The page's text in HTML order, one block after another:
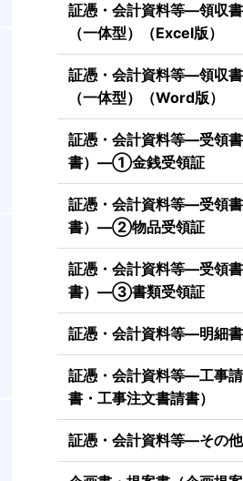
証憑・会計資料等―領収
（一体型）（Excel版）
証憑・会計資料等―領収
（一体型）（Word版）
証憑・会計資料等―受領
書）―①金銭受領証
証憑・会計資料等―受領
書）―②物品受領証
証憑・会計資料等―受領
書）―③書類受領証
証憑・会計資料等―明細書
証憑・会計資料等―工事
書・工事注文書請書）
証憑・会計資料等―その他